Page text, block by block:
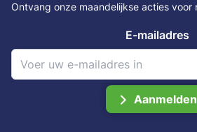
Ontvang onze maandelijkse acties voor
E-mailadres
Aanmelden